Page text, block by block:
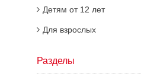
Детям от 12 лет
Для взрослых
Разделы